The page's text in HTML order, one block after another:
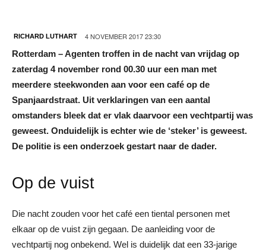
RICHARD LUTHART 4 NOVEMBER 2017 23:30
Rotterdam – Agenten troffen in de nacht van vrijdag op
zaterdag 4 november rond 00.30 uur een man met
meerdere steekwonden aan voor een café op de
Spanjaardstraat. Uit verklaringen van een aantal
omstanders bleek dat er vlak daarvoor een vechtpartij was
geweest. Onduidelijk is echter wie de ‘steker’ is geweest.
De politie is een onderzoek gestart naar de dader.
Op de vuist
Die nacht zouden voor het café een tiental personen met
elkaar op de vuist zijn gegaan. De aanleiding voor de
vechtpartij nog onbekend. Wel is duidelijk dat een 33-jarige